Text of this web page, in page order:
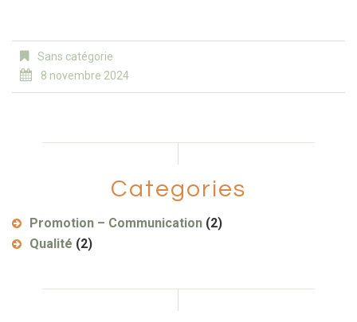
Sans catégorie
8 novembre 2024
Categories
Promotion – Communication (2)
Qualité (2)